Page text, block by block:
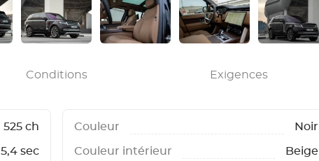
Conditions Exigences
525 ch
5,4 sec
Couleur Noir
Couleur intérieur Beige